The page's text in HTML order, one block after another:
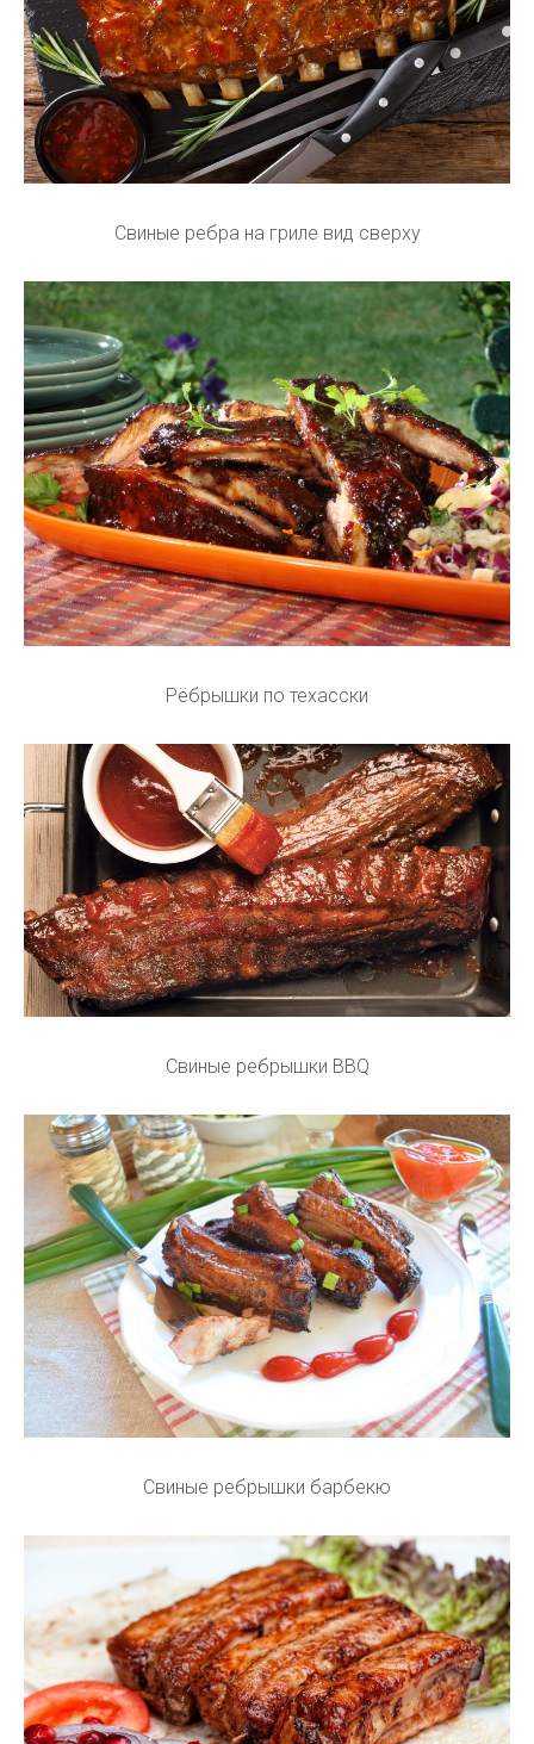
Свиные ребра на гриле вид сверху
Рёбрышки по техасски
Свиные ребрышки BBQ
Свиные ребрышки барбекю